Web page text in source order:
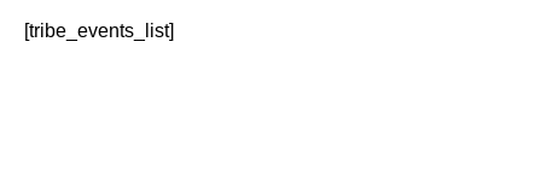
[tribe_events_list]